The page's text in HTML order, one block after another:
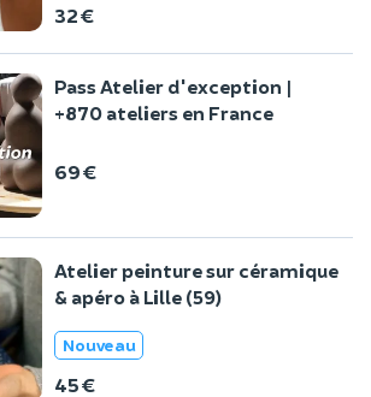
32 €
Pass Atelier d'exception |
+870 ateliers en France
69 €
Atelier peinture sur céramique
& apéro à Lille (59)
Nouveau
45 €